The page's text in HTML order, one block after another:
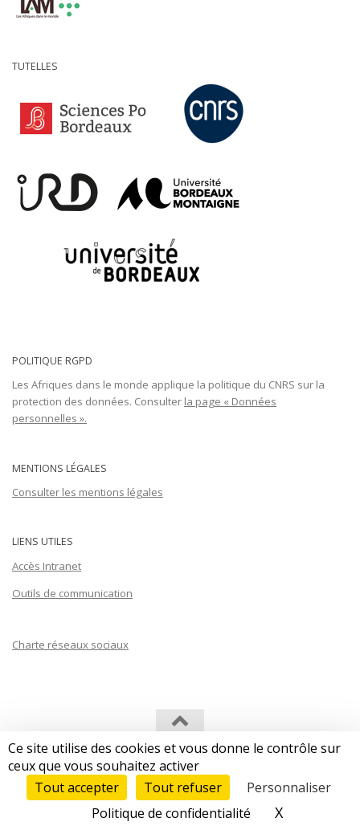
Ce site utilise des cookies et vous donne le contrôle sur
ceux que vous souhaitez activer
Tout accepter
Tout refuser
Personnaliser
Politique de confidentialité
XMasquer
TUTELLES
POLITIQUE RGPD
Les Afriques dans le monde applique la politique du CNRS sur la
protection des données. Consulter la page « Données
personnelles ».
MENTIONS LÉGALES
Consulter les mentions légales
LIENS UTILES
Accès Intranet
Outils de communication
Charte réseaux sociaux
Les Afriques dans le Monde (LAM) © 2026. Tous droits réservés.